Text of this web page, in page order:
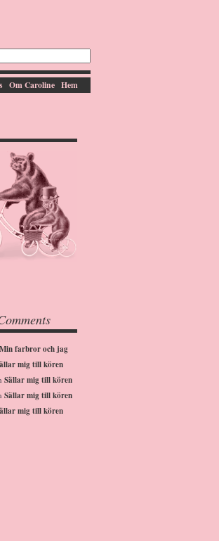
Hem
Om Caroline
Min farbror och jag
mig till kören
Sällar mig till kören
Sällar mig till kören
mig till kören